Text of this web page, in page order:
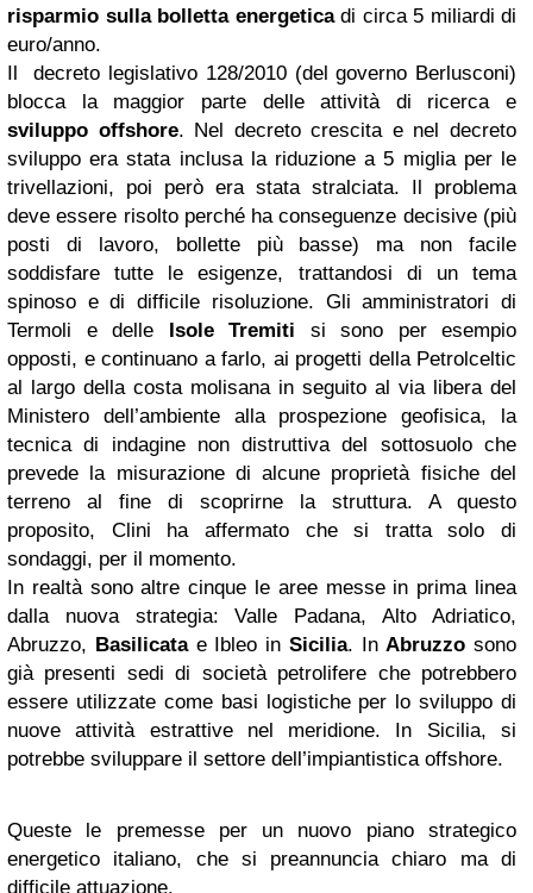
risparmio sulla bolletta energeticadi circa 5 miliardi di
euro/anno.
Il decreto legislativo 128/2010 (del governo Berlusconi)
blocca la maggior parte delle attività di ricerca e
sviluppo offshore. Nel decreto crescita e nel decreto
sviluppo era stata inclusa la riduzione a 5 miglia per le
trivellazioni, poi però era stata stralciata. Il problema
deve essere risolto perché ha conseguenze decisive (più
posti di lavoro, bollette più basse) ma non facile
soddisfare tutte le esigenze, trattandosi di un tema
spinoso e di difficile risoluzione. Gli amministratori di
Termoli e delle Isole Tremiti si sono per esempio
opposti, e continuano a farlo, ai progetti della Petrolceltic
al largo della costa molisana in seguito al via libera del
Ministero dell’ambiente alla prospezione geofisica, la
tecnica di indagine non distruttiva del sottosuolo che
prevede la misurazione di alcune proprietà fisiche del
terreno al fine di scoprirne la struttura. A questo
proposito, Clini ha affermato che si tratta solo di
sondaggi, per il momento.
In realtà sono altre cinque le aree messe in prima linea
dalla nuova strategia: Valle Padana, Alto Adriatico,
Abruzzo, Basilicatae Ibleo in Sicilia. InAbruzzo sono
già presenti sedi di società petrolifere che potrebbero
essere utilizzate come basi logistiche per lo sviluppo di
nuove attività estrattive nel meridione. In Sicilia, si
potrebbe sviluppare il settore dell’impiantistica offshore.
Queste le premesse per un nuovo piano strategico
energetico italiano, che si preannuncia chiaro ma di
difficile attuazione.